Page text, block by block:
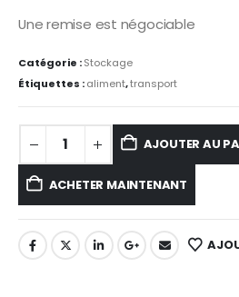
Une remise est négociable
Catégorie :Stockage
Étiquettes :aliment,transport
AJOUTER AU
ACHETER MAINTENANT